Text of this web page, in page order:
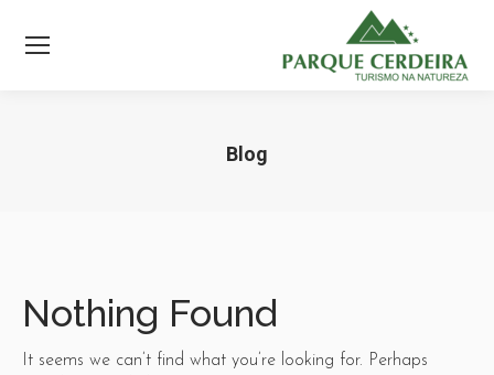
Blog
Nothing Found
It seems we can’t find what you’re looking for. Perhaps